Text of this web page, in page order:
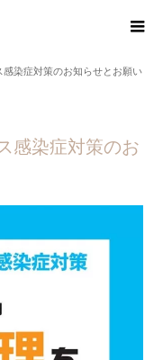
染症対策のお知らせとお願い
感染症対策のお